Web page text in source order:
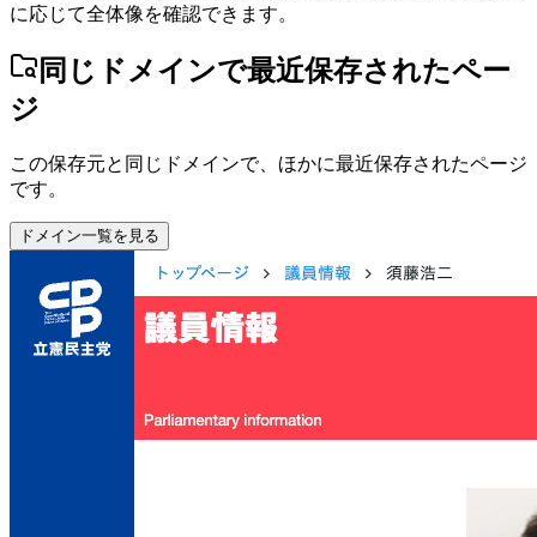
に応じて全体像を確認できます。
同じドメインで最近保存されたペー
ジ
この保存元と同じドメインで、ほかに最近保存されたページ
です。
ドメイン一覧を見る